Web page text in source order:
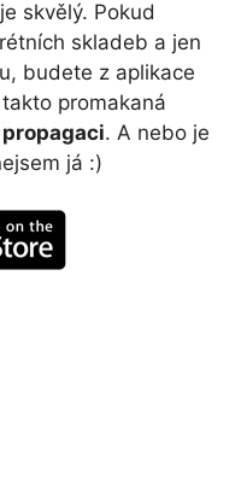
skvělý. Pokud
skladeb a jen
budete z aplikace
promakaná
. A nebo je
já :)